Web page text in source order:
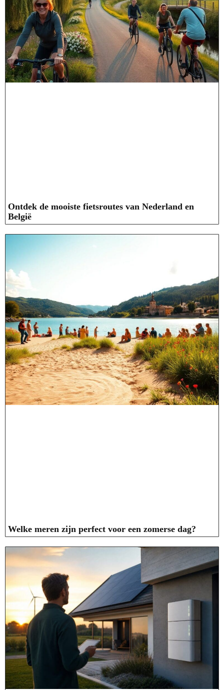
Ontdek de mooiste fietsroutes van Nederland en
België
Welke meren zijn perfect voor een zomerse dag?